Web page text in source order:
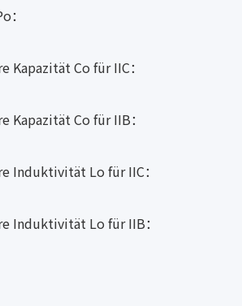
：
Kapazität Co für IIC：
Kapazität Co für IIB：
Induktivität Lo für IIC：
Induktivität Lo für IIB：